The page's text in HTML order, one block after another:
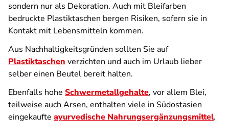
sondern nur als Dekoration. Auch mit Bleifarben
bedruckte Plastiktaschen bergen Risiken, sofern sie in
Kontakt mit Lebensmitteln kommen.
Aus Nachhaltigkeitsgründen sollten Sie auf
Plastiktaschen verzichten und auch im Urlaub lieber
selber einen Beutel bereit halten.
Ebenfalls hohe Schwermetallgehalte, vor allem Blei,
teilweise auch Arsen, enthalten viele in Südostasien
eingekaufte ayurvedische Nahrungsergänzungsmittel.